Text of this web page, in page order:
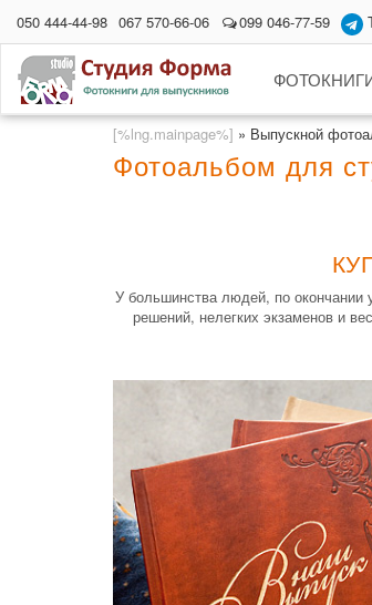
050 444-44-98 067 570-66-06 099 046-77-59
[%lng.mainpage%] » Выпускной
Фотоальбом для
У большинства людей, по окончании
решений, нелегких экзаменов и